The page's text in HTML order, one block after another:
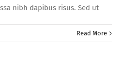
nibh dapibus risus. Sed ut
Read More